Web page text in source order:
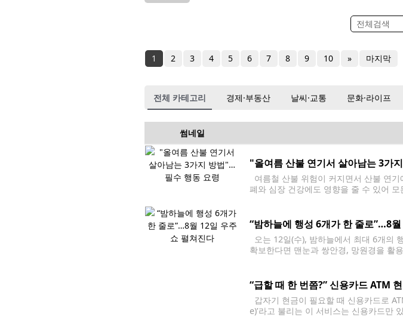
1 2 3 4 5 6 7 8 9 10 » 마지막
전체 카테고리 경제·부동산 날씨·교통 문화·라이프
썸네일
"올여름 산불 연기서 살아남는 3가
여름철 산불 위험이 커지면서 산불 연
폐와 심장 건강에도 영향을 줄 수 있어
“밤하늘에 행성 6개가 한 줄로”…8
오는 12일(수), 밤하늘에서 최대 6개의
확보한다면 맨눈과 쌍안경, 망원경을 활
“급할 때 한 번쯤?” 신용카드 ATM
갑자기 현금이 필요할 때 신용카드로
e)’라고 불리는 이 서비스는 신용카드만